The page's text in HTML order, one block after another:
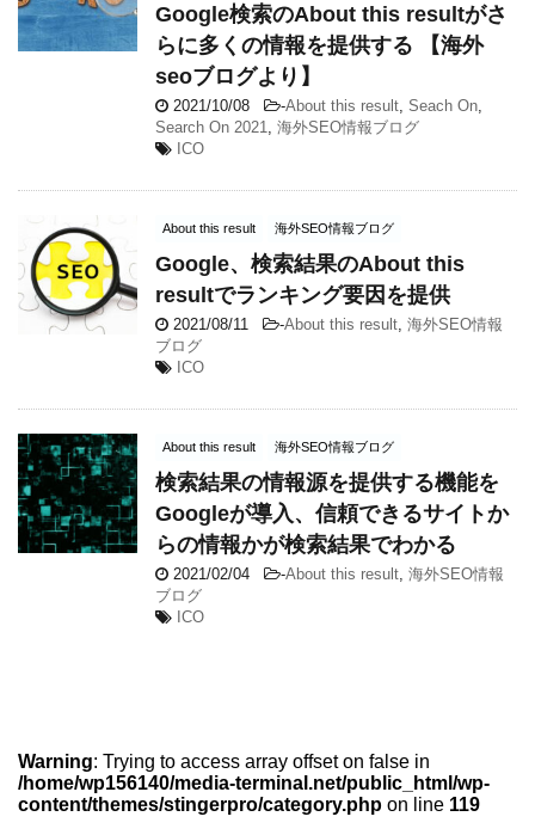
Google検索のAbout this resultがさ
らに多くの情報を提供する 【海外
seoブログより】
2021/10/08 -About this result Seach On
Search On 2021
海外SEO情報ブログ
ICO
About this result 海外SEO情報ブログ
Google、検索結果のAbout this
resultでランキング要因を提供
2021/08/11 -About this result 海外SEO情報
ブログ
ICO
About this result 海外SEO情報ブログ
検索結果の情報源を提供する機能を
Googleが導入、信頼できるサイトか
らの情報かが検索結果でわかる
2021/02/04 -About this result 海外SEO情報
ブログ
ICO
Warning: Trying to access array offset on false in
/home/wp156140/media-terminal.net/public_html/wp-
content/themes/stingerpro/category.php on line 119